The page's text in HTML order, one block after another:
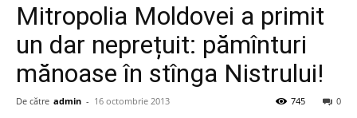
Mitropolia Moldovei a primit
un dar neprețuit: pămînturi
mănoase în stînga Nistrului!
De către admin - 16 octombrie 2013 0
745